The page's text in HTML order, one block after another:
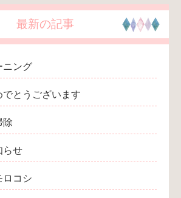
最新の記事
ニング
とうございます
除
らせ
ロコシ